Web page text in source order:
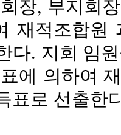
장, 부지회
재적조합원
다. 지회 임
에 의하여
표로 선출한